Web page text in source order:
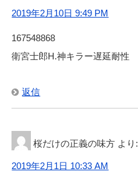
2019年2月10日 9:49 PM
167548868
衛宮士郎H.神キラー遅延耐性
返信
桜だけの正義の味方 より:
2019年2月1日 10:33 AM